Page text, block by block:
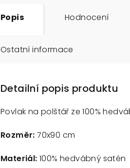
Popis Hodnocení
Ostatní informace
Detailní popis produktu
Povlak na polštář ze 100%
Rozměr: 70x90 cm
Materiál: 100% hedvábný satén